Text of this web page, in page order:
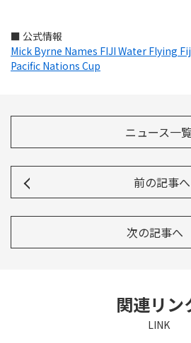
■ 公式情報
Mick Byrne Names FIJI Water Flying
Pacific Nations Cup
ニュース一
前の記事へ
次の記事へ
関連リン
LINK